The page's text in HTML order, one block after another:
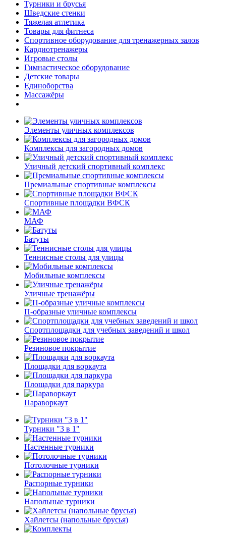
Турники и брусья
Шведские стенки
Тяжелая атлетика
Товары для фитнеса
Спортивное оборудование для тренажерных залов
Кардиотренажеры
Игровые столы
Гимнастическое оборудование
Детские товары
Единоборства
Массажёры
Элементы уличных комплексов
Комплексы для загородных домов
Уличный детский спортивный комплекс
Премиальные спортивные комплексы
Спортивные площадки ВФСК
МАФ
Батуты
Теннисные столы для улицы
Мобильные комплексы
Уличные тренажёры
П-образные уличные комплексы
Спортплощадки для учебных заведений и школ
Резиновое покрытие
Площадки для воркаута
Площадки для паркура
Параворкаут
Турники "3 в 1"
Настенные турники
Потолочные турники
Распорные турники
Напольные турники
Хайлетсы (напольные брусья)